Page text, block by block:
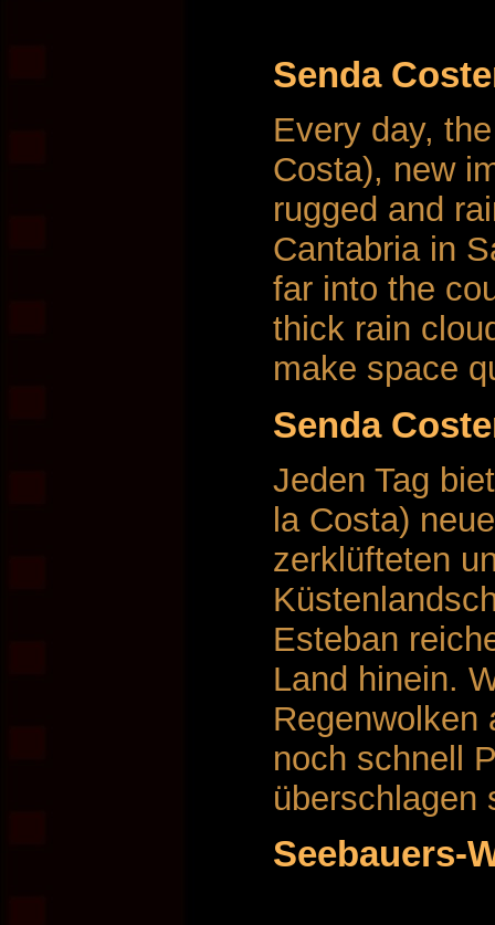
Senda
Every day,
Costa), new
rugged and
Cantabria in
far into the
thick rain
make space
Senda
Jeden Tag
la Costa)
zerklüfteten
Esteban
Land hinein.
Regenwolken
noch schnell
überschlagen
Seebauers-